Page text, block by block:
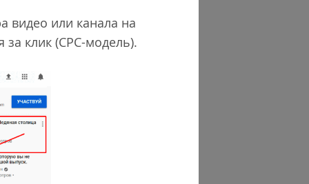
видео или канала на
клик (CPC-модель).